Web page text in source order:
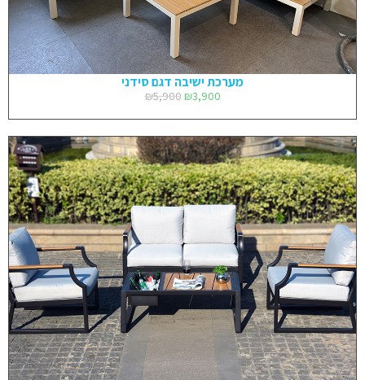
מערכת ישיבה דגם סידני
₪5,900 ₪3,900